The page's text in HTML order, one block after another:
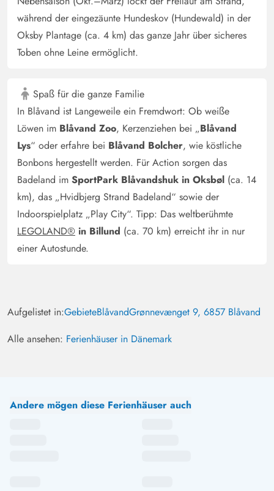
während der eingezäunte Hundeskov (Hundewald) in der
Oksby Plantage (ca. 4 km) das ganze Jahr über sicheres
Toben ohne Leine ermöglicht.
Spaß für die ganze Familie
In Blåvand ist Langeweile ein Fremdwort: Ob weiße
Löwen im Blåvand Zoo, Kerzenziehen bei „Blåvand
Lys“ oder erfahre bei Blåvand Bolcher, wie köstliche
Bonbons hergestellt werden. Für Action sorgen das
Badeland im SportPark Blåvandshuk in Oksbøl (ca. 14
km), das „Hvidbjerg Strand Badeland“ sowie der
Indoorspielplatz „Play City“. Tipp: Das weltberühmte
LEGOLAND® in Billund (ca. 70 km) erreicht ihr in nur
einer Autostunde.
Aufgelistet in:GebieteBlåvandGrønnevænget 9, 6857 Blåvand
Alle ansehen: Ferienhäuser in Dänemark
Andere mögen diese Ferienhäuser auch